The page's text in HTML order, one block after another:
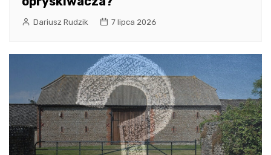
Dariusz Rudzik 7 lipca 2026